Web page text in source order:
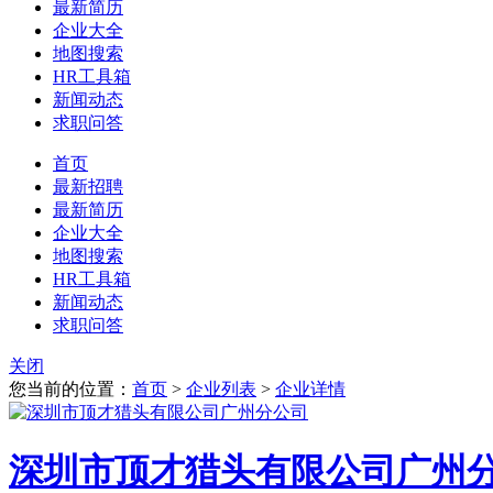
最新简历
企业大全
地图搜索
HR工具箱
新闻动态
求职问答
首页
最新招聘
最新简历
企业大全
地图搜索
HR工具箱
新闻动态
求职问答
关闭
您当前的位置： 首页 > 企业列表 > 企业详情
深圳市顶才猎头有限公司广州